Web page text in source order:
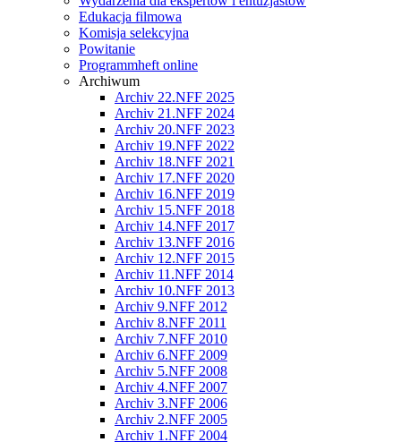
Edukacja filmowa
Komisja selekcyjna
Powitanie
Programmheft online
Archiwum
Archiv 22.NFF 2025
Archiv 21.NFF 2024
Archiv 20.NFF 2023
Archiv 19.NFF 2022
Archiv 18.NFF 2021
Archiv 17.NFF 2020
Archiv 16.NFF 2019
Archiv 15.NFF 2018
Archiv 14.NFF 2017
Archiv 13.NFF 2016
Archiv 12.NFF 2015
Archiv 11.NFF 2014
Archiv 10.NFF 2013
Archiv 9.NFF 2012
Archiv 8.NFF 2011
Archiv 7.NFF 2010
Archiv 6.NFF 2009
Archiv 5.NFF 2008
Archiv 4.NFF 2007
Archiv 3.NFF 2006
Archiv 2.NFF 2005
Archiv 1.NFF 2004